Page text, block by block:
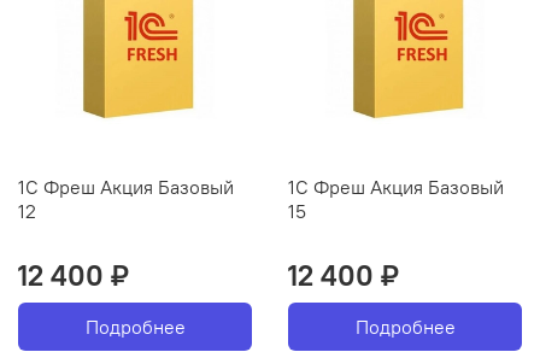
1С Фреш Акция Базовый
12
12 400 ₽
Подробнее
1С Фреш Акция Базовый
15
12 400 ₽
Подробнее